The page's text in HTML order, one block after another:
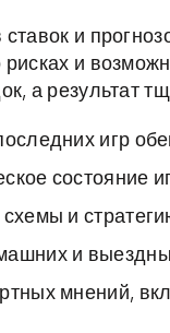
и
и
а результат
игр
состояние
схемы и
и
мнений,